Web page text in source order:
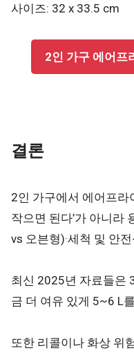
사이즈: 32 x 33.5 cm
2인 가구 에어프
결론
2인 가구에서 에어프라
작으면 된다’가 아니라
vs 오븐형)·세척 및 안
최신 2025년 자료들은
금 더 여유 있게 5~6 L
또한 리콜이나 화상 위